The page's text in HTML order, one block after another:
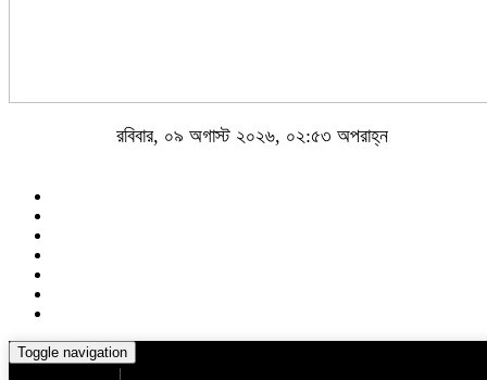
রবিবার, ০৯ অগাস্ট ২০২৬, ০২:৫৩ অপরাহ্ন
Toggle navigation